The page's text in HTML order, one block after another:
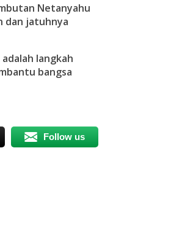
Netanyahu
dan jatuhnya
langkah
bangsa
Follow us